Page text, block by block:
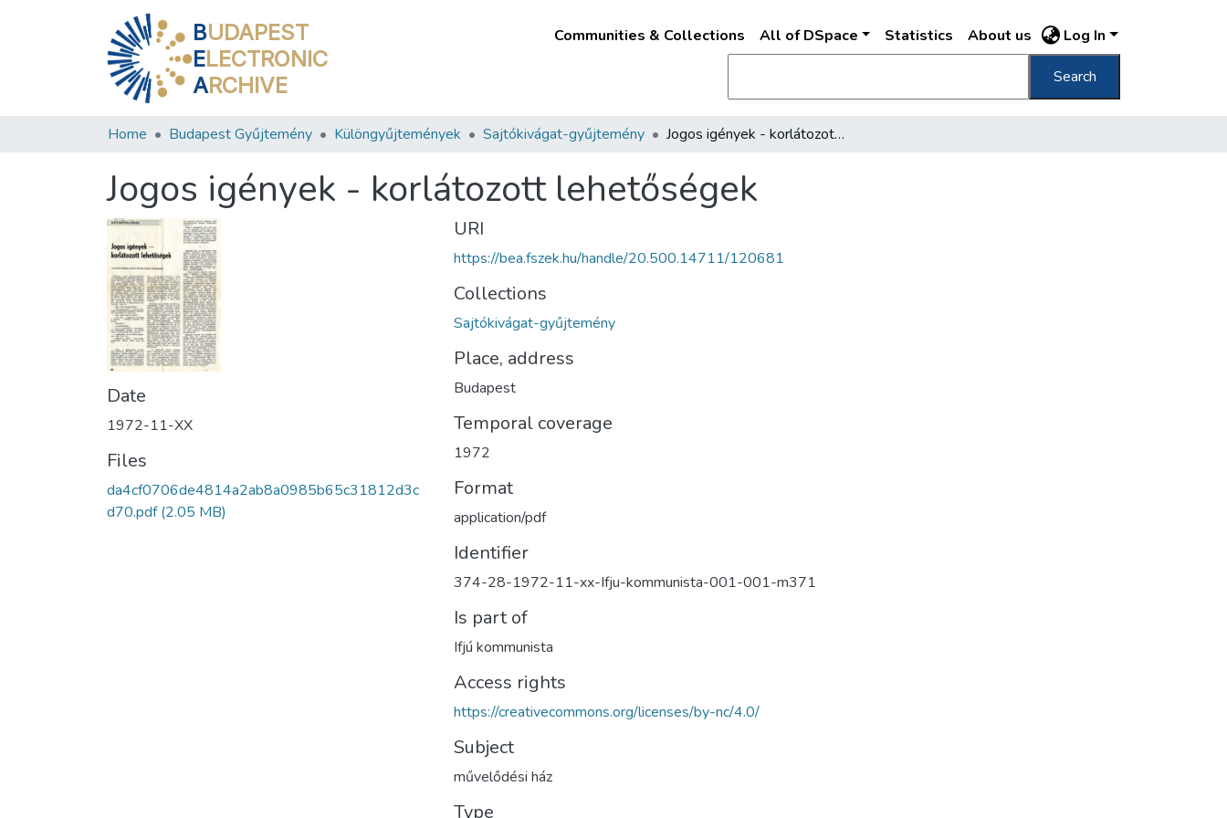
BUDAPEST
ELECTRONIC
ARCHIVE
Communities & Collections All of DSpace Statistics About us Log In
Search
Home Budapest Gyűjtemény Különgyűjtemények Sajtókivágat-gyűjtemény Jogos igények - korlátozott lehetőségek
Jogos igények - korlátozott lehetőségek
Date
1972-11-XX
Files
da4cf0706de4814a2ab8a0985b65c31812d3c
d70.pdf(2.05 MB)
URI
https://bea.fszek.hu/handle/20.500.14711/120681
Collections
Sajtókivágat-gyűjtemény
Place, address
Budapest
Temporal coverage
1972
Format
application/pdf
Identifier
374-28-1972-11-xx-Ifju-kommunista-001-001-m371
Is part of
Ifjú kommunista
Access rights
https://creativecommons.org/licenses/by-nc/4.0/
Subject
művelődési ház
Type